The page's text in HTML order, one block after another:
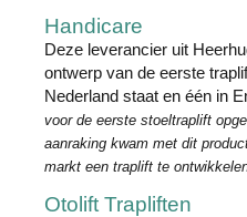
Handicare
Deze leverancier uit
ontwerp van de eerste
Nederland staat en één in
voor de eerste stoeltraplift
aanraking kwam met dit
markt een traplift te
Otolift Trapliften